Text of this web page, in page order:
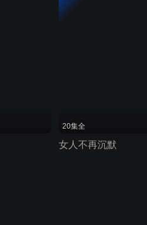
20集全
女人不再沉默